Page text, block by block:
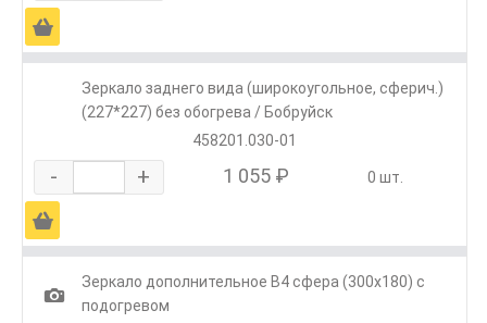
Ä
Зеркало заднего вида (широкоугольное, сферич.)
(227*227) без обогрева / Бобруйск
458201.030-01
- + 1 055 ₽ 0 шт.
Ä
1
Зеркало дополнительное В4 сфера (300х180) с
подогревом